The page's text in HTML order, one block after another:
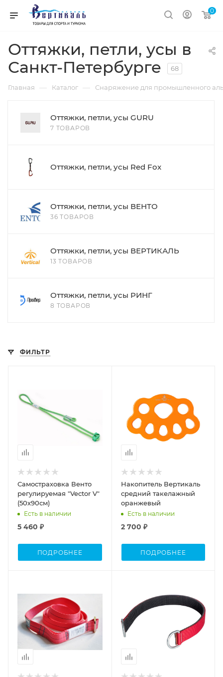
0
Оттяжки, петли, усы в
Санкт-Петербурге
68
Главная — Каталог — Снаряжение для промышленного
Оттяжки, петли, усы GURU
7 ТОВАРОВ
Оттяжки, петли, усы Red Fox
Оттяжки, петли, усы ВЕНТО
36 ТОВАРОВ
Оттяжки, петли, усы ВЕРТИКАЛЬ
13 ТОВАРОВ
Оттяжки, петли, усы РИНГ
8 ТОВАРОВ
ФИЛЬТР
Самостраховка Венто
регулируемая "Vector V"
(50х90см)
Есть в наличии
5 460 ₽
ПОДРОБНЕЕ
Накопитель Вертикаль
средний такелажный
оранжевый
Есть в наличии
2 700 ₽
ПОДРОБНЕЕ